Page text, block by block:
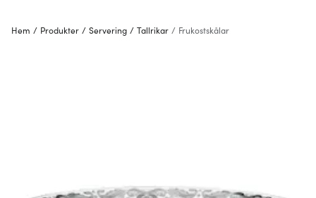
Hem / Produkter / Servering / Tallrikar / Frukostskålar